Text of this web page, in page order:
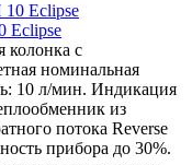
Eclipse
колонка с
номинальная
10 л/мин. Индикация
из
потока Reverse
прибора до 30%.